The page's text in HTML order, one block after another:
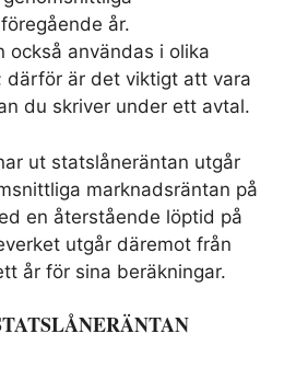
år.
också användas i olika
därför är det viktigt att vara
du skriver under ett avtal.
ut statslåneräntan utgår
marknadsräntan på
en återstående löptid på
utgår däremot från
år för sina beräkningar.